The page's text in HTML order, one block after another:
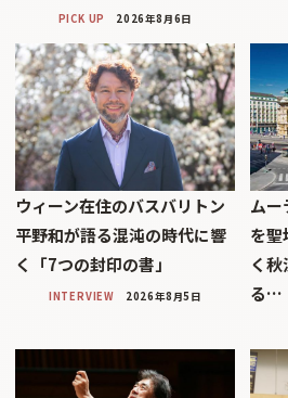
PICK UP 2026年8月6日
ウィーン在住のバスバリトン
平野和が語る混沌の時代に響
く「7つの封印の書」
INTERVIEW 2026年8月5日
ムー
を聖
く
る…